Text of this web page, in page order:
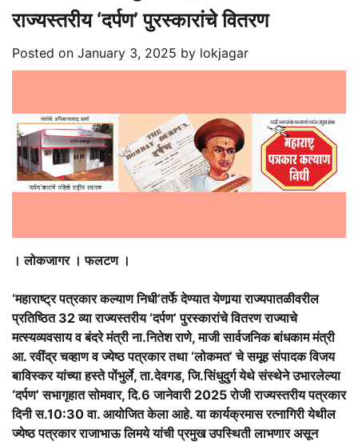
राज्यस्तरीय ‘दर्पण’ पुरस्कारांचे वितरण
Posted on January 3, 2025 by lokjagar
। लोकजागर । फलटण ।
‘महाराष्ट्र पत्रकार कल्याण निधी’तर्फे देण्यात येणार्‍या राज्यपातळीवरील
प्रतिष्ठित 32 व्या राज्यस्तरीय ‘दर्पण’ पुरस्कारांचे वितरण राज्याचे
मत्स्यव्यवसाय व बंदरे मंत्री ना.नितेश राणे, माजी सार्वजनिक बांधकाम मंत्री
आ. रवींद्र चव्हाण व ज्येष्ठ पत्रकार तथा ‘लोकमत’ चे समूह संपादक विजय
बाविस्कर यांच्या हस्ते पोंभुर्ले, ता.देवगड, जि.सिंधुदुर्ग येथे संस्थेने उभारलेल्या
‘दर्पण’ सभागृहात सोमवार, दि.6 जानेवारी 2025 रोजी राज्यस्तरीय पत्रकार
दिनी स.10:30 वा. आयोजित केला आहे. या कार्यक्रमास रत्नागिरी येथील
ज्येष्ठ पत्रकार राजाभाऊ लिमये यांची प्रमुख उपस्थिती लाभणार असून